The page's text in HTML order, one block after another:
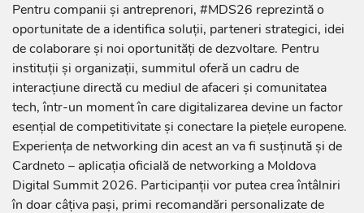
Pentru companii și antreprenori, #MDS26 reprezintă o
oportunitate de a identifica soluții, parteneri strategici, idei
de colaborare și noi oportunități de dezvoltare. Pentru
instituții și organizații, summitul oferă un cadru de
interacțiune directă cu mediul de afaceri și comunitatea
tech, într-un moment în care digitalizarea devine un factor
esențial de competitivitate și conectare la piețele europene.
Experiența de networking din acest an va fi susținută și de
Cardneto – aplicația oficială de networking a Moldova
Digital Summit 2026. Participanții vor putea crea întâlniri
în doar câțiva pași, primi recomandări personalizate de